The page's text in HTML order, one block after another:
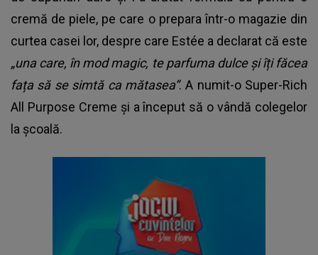
cremă de piele, pe care o prepara într-o magazie din
curtea casei lor, despre care Estée a declarat că este
„una care, în mod magic, te parfuma dulce și îți făcea
fața să se simtă ca mătasea”. A numit-o Super-Rich
All Purpose Creme și a început să o vândă colegelor
la școală.